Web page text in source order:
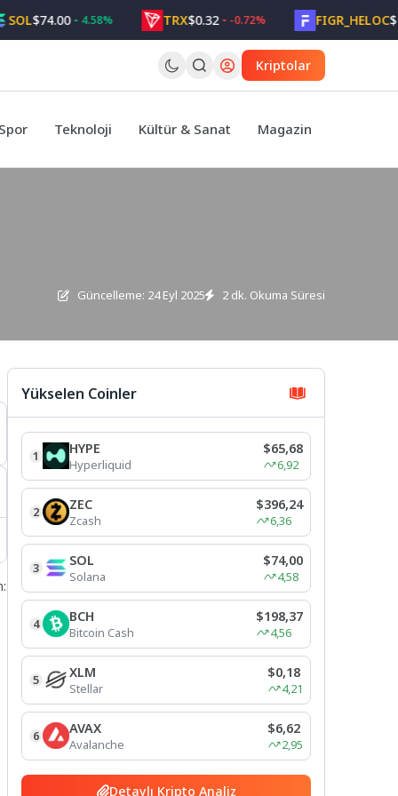
$74.00 4.58% TRX$0.32 -0.72% FIGR_HELOC$1.05
Kriptolar
Teknoloji Kültür & Sanat Magazin
Güncelleme: 24 Eyl 2025 2 dk. Okuma Süresi
Yükselen Coinler
1 HYPE
Hyperliquid
$65,68
6,92
2 ZEC
Zcash
$396,24
6,36
3 SOL
Solana
$74,00
4,58
4 BCH
Bitcoin Cash
$198,37
4,56
5 XLM
Stellar
$0,18
4,21
6 AVAX
Avalanche
$6,62
2,95
Detaylı Kripto Analiz